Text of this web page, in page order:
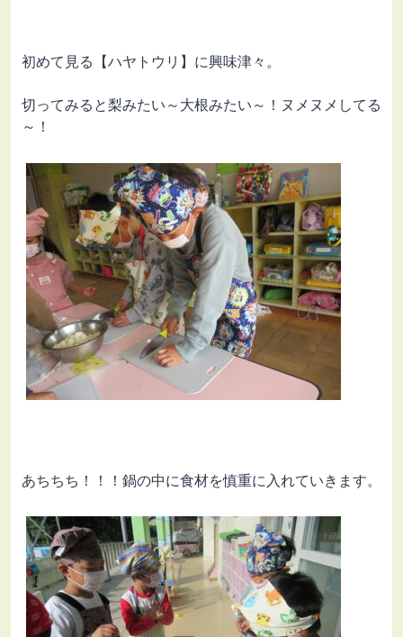
初めて見る【ハヤトウリ】に興味津々。
切ってみると梨みたい～大根みたい～！ヌメヌメしてる
～！
あちちち！！！鍋の中に食材を慎重に入れていきます。